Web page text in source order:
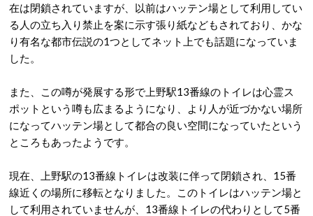
在は閉鎖されていますが、以前はハッテン場として利用してい
る人の立ち入り禁止を案に示す張り紙などもされており、かな
り有名な都市伝説の1つとしてネット上でも話題になっていま
した。
また、この噂が発展する形で上野駅13番線のトイレは心霊ス
ポットという噂も広まるようになり、より人が近づかない場所
になってハッテン場として都合の良い空間になっていたという
ところもあったようです。
現在、上野駅の13番線トイレは改装に伴って閉鎖され、15番
線近くの場所に移転となりました。このトイレはハッテン場と
して利用されていませんが、13番線トイレの代わりとして5番